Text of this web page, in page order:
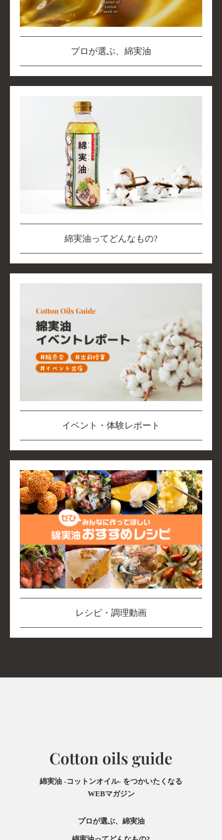
プロが選ぶ、綿実油
綿実油ってどんなもの?
イベント・体験レポート
レシピ・調理動画
綿実油 -コットンオイル- をつかいたくなる
WEBマガジン
プロが選ぶ、綿実油